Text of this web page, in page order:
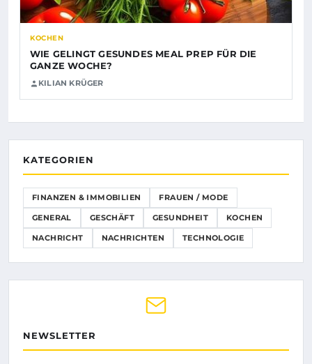
KOCHEN
WIE GELINGT GESUNDES MEAL PREP FÜR DIE
GANZE WOCHE?
KILIAN KRÜGER
KATEGORIEN
FINANZEN & IMMOBILIEN FRAUEN / MODE
GENERAL GESCHÄFT GESUNDHEIT KOCHEN
NACHRICHT NACHRICHTEN TECHNOLOGIE
NEWSLETTER